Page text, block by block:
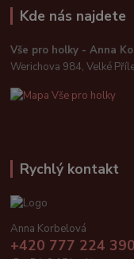
Kde nás najdete
Vše pro holky - Anna
Werichova 984, Velké
Rychlý kontakt
Anna Korbelová
+420 777 224 390